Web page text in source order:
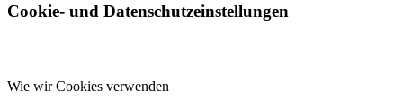
Cookie- und Datenschutzeinstellungen
Wie wir Cookies verwenden